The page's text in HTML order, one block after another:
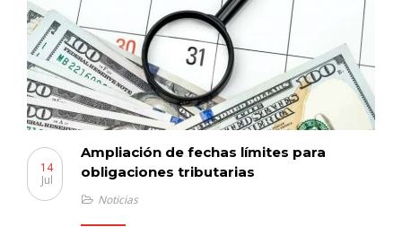
Ampliación de fechas límites para
obligaciones tributarias
14
Jul
Noticias